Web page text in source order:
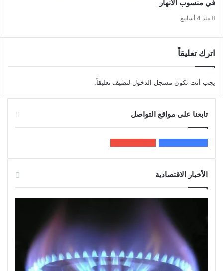
في منسوب الأنهار
منذ 4 أسابيع
اترك تعليقاً
يجب أنت تكون مسجل الدخول لتضيف تعليقاً.
تابعنا على مواقع التواصل
الأخبار الاقتصادية